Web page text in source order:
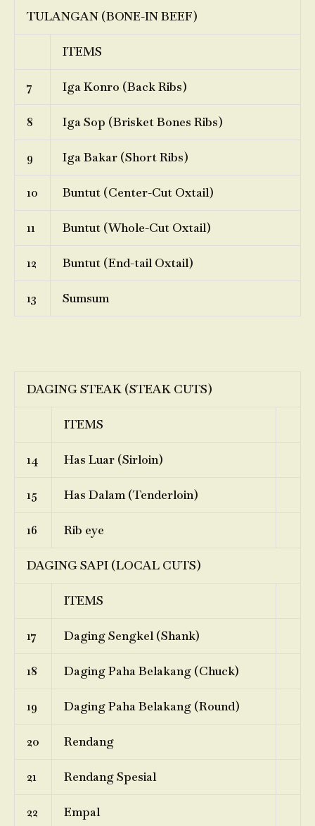
TULANGAN (BONE-IN BEEF)
ITEMS
7 Iga Konro (Back Ribs)
8 Iga Sop (Brisket Bones Ribs)
9 Iga Bakar (Short Ribs)
10 Buntut (Center-Cut Oxtail)
11 Buntut (Whole-Cut Oxtail)
12 Buntut (End-tail Oxtail)
13 Sumsum
DAGING STEAK (STEAK CUTS)
ITEMS
14 Has Luar (Sirloin)
15 Has Dalam (Tenderloin)
16 Rib eye
DAGING SAPI (LOCAL CUTS)
ITEMS
17 Daging Sengkel (Shank)
18 Daging Paha Belakang (Chuck)
19 Daging Paha Belakang (Round)
20 Rendang
21 Rendang Spesial
22 Empal